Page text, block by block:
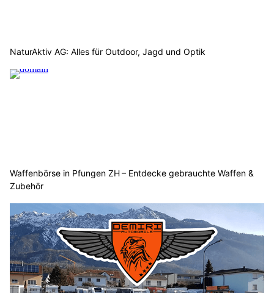
Waffenbörse in Pfungen ZH – Entdecke gebrauchte Waffen & Zubehör
aufgebrochen
POLIZEI.NEWS REDAKTION
In der Nacht auf Samstag brach eine unbekannte Täterschaft
in ein Geschäftsgebäude in Schaan ein.
Es entstand beträchtlicher Sachschaden.
Weiterlesen